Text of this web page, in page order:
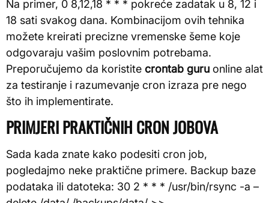
Na primer, 0 8,12,18 * * * pokreće zadatak u 8, 12 i
18 sati svakog dana. Kombinacijom ovih tehnika
možete kreirati precizne vremenske šeme koje
odgovaraju vašim poslovnim potrebama.
Preporučujemo da koristite crontab guru online alat
za testiranje i razumevanje cron izraza pre nego
što ih implementirate.
PRIMJERI PRAKTIČNIH CRON JOBOVA
Sada kada znate kako podesiti cron job,
pogledajmo neke praktične primere. Backup baze
podataka ili datoteka: 30 2 * * * /usr/bin/rsync -a –